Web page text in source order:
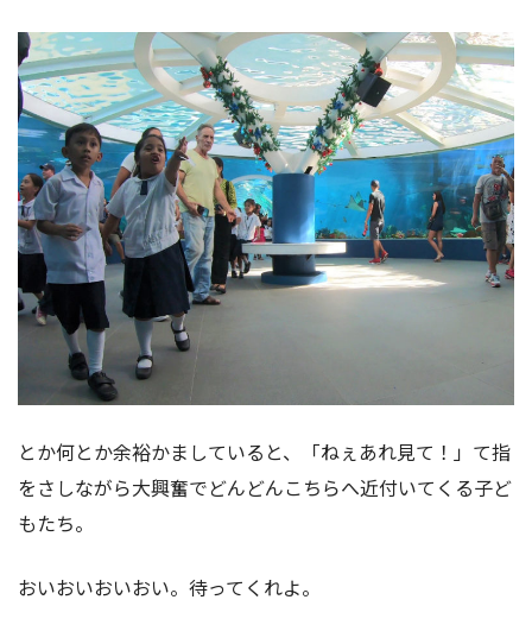
とか何とか余裕かましていると、「ねぇあれ見て！」て指
をさしながら大興奮でどんどんこちらへ近付いてくる子ど
もたち。
おいおいおいおい。待ってくれよ。